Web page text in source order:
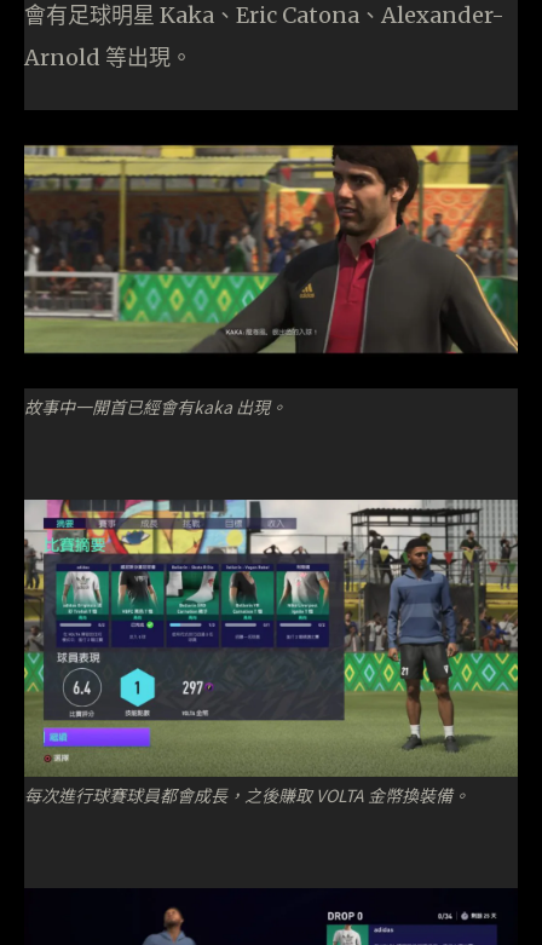
會有足球明星 Kaka、Eric Catona、Alexander-
Arnold 等出現。
故事中一開首已經會有kaka 出現。
每次進行球賽球員都會成長，之後賺取 VOLTA 金幣換裝備。